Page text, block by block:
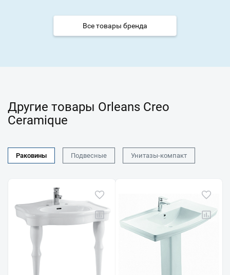
Все товары бренда
Другие товары Orleans Creo
Ceramique
Раковины Подвесные Унитазы-компакт